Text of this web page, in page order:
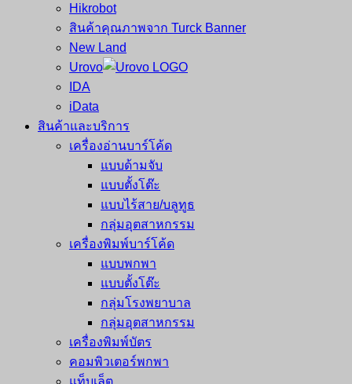
Hikrobot
สินค้าคุณภาพจาก Turck Banner
New Land
Urovo
IDA
iData
สินค้าและบริการ
เครื่องอ่านบาร์โค้ด
แบบด้ามจับ
แบบตั้งโต๊ะ
แบบไร้สาย/บลูทูธ
กลุ่มอุตสาหกรรม
เครื่องพิมพ์บาร์โค้ด
แบบพกพา
แบบตั้งโต๊ะ
กลุ่มโรงพยาบาล
กลุ่มอุตสาหกรรม
เครื่องพิมพ์บัตร
คอมพิวเตอร์พกพา
แท็บเล็ต